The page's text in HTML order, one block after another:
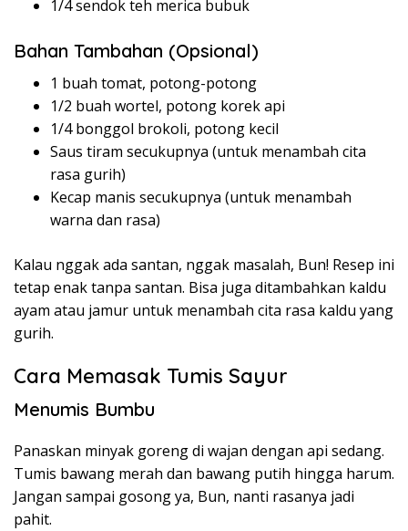
1/4 sendok teh merica bubuk
Bahan Tambahan (Opsional)
1 buah tomat, potong-potong
1/2 buah wortel, potong korek api
1/4 bonggol brokoli, potong kecil
Saus tiram secukupnya (untuk menambah cita
rasa gurih)
Kecap manis secukupnya (untuk menambah
warna dan rasa)
Kalau nggak ada santan, nggak masalah, Bun! Resep ini
tetap enak tanpa santan. Bisa juga ditambahkan kaldu
ayam atau jamur untuk menambah cita rasa kaldu yang
gurih.
Cara Memasak Tumis Sayur
Menumis Bumbu
Panaskan minyak goreng di wajan dengan api sedang.
Tumis bawang merah dan bawang putih hingga harum.
Jangan sampai gosong ya, Bun, nanti rasanya jadi
pahit.